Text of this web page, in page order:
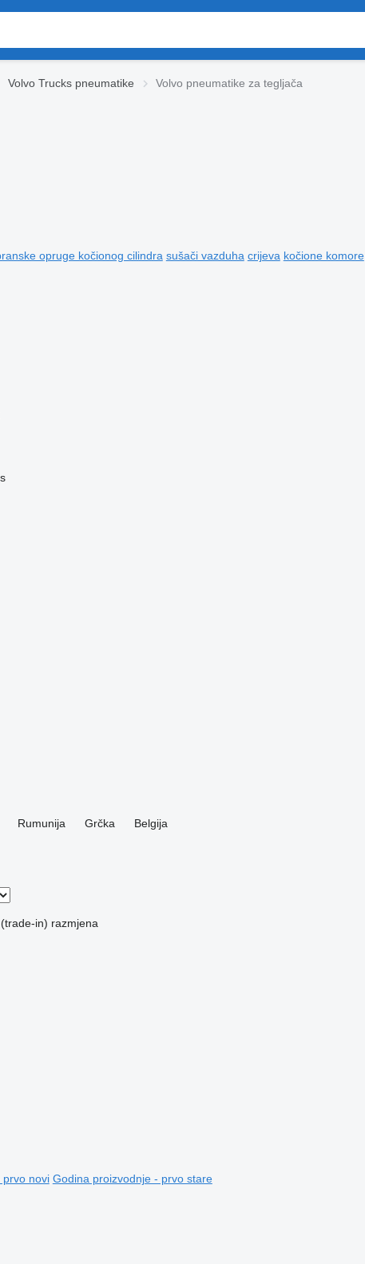
Volvo Trucks pneumatikе Volvo pneumatikе za tegljača
opruge kočionog cilindra sušači vazduha crijeva kočione komore
Rumunija Grčka
Belgija
in) razmjena
prvo novi Godina proizvodnje - prvo stare